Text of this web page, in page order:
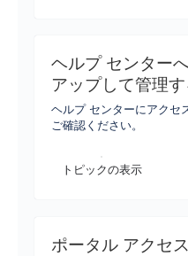
ヘルプ センター
アップして管理す
ヘルプ センターにアクセ
ご確認ください。
トピックの表示
ポータル アクセ